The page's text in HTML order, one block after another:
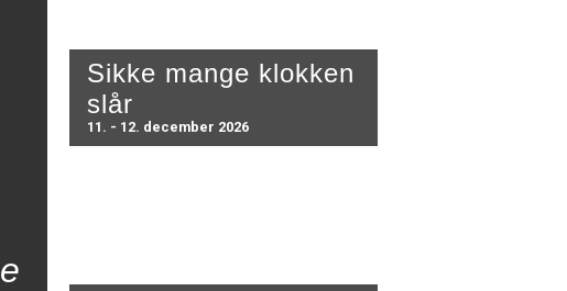
Sikke mange klokken
slår
11. - 12. december 2026